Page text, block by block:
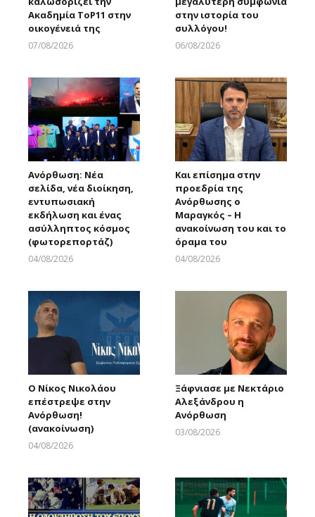
Ακαδημία ToP11 στην
οικογένειά της
07/08/2026
στην ιστορία του
συλλόγου!
06/08/2026
Ανόρθωση: Νέα
σελίδα, νέα διοίκηση,
εντυπωσιακή
εκδήλωση και ένας
ασύλληπτος κόσμος
(φωτορεπορτάζ)
04/08/2026
Και επίσημα στην
προεδρία της
Ανόρθωσης ο
Μαραγκός – Η
ανακοίνωση του και το
όραμα του
04/08/2026
Ο Νίκος Νικολάου
επέστρεψε στην
Ανόρθωση!
(ανακοίνωση)
04/08/2026
Ξάφνιασε με Νεκτάριο
Αλεξάνδρου η
Ανόρθωση
03/08/2026